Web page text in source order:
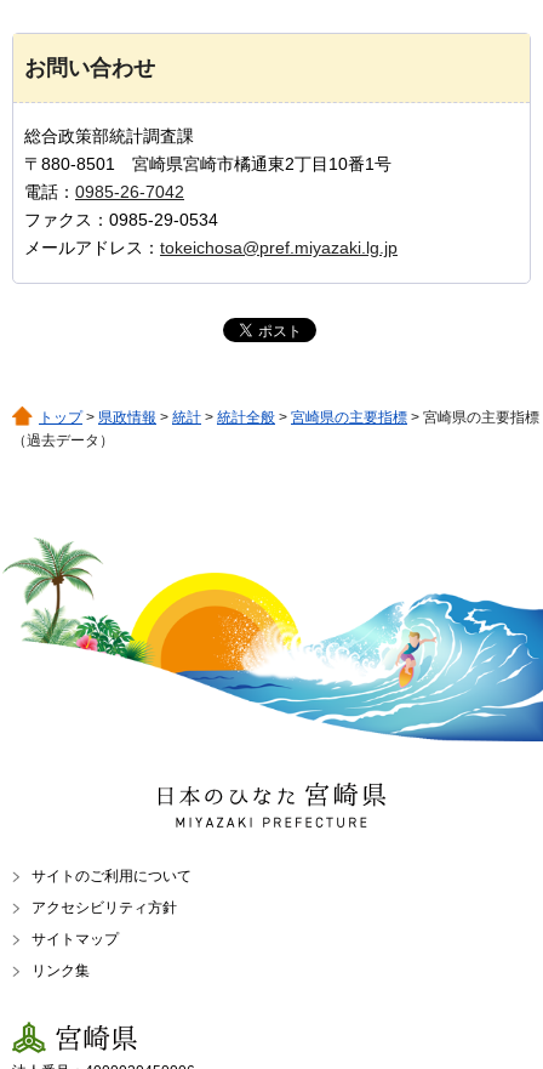
お問い合わせ
総合政策部統計調査課
〒880-8501 宮崎県宮崎市橘通東2丁目10番1号
電話： 0985-26-7042
ファクス：0985-29-0534
メールアドレス： tokeichosa@pref.miyazaki.lg.jp
トップ> 県政情報 > 統計 > 統計全般 > 宮崎県の主要指標 > 宮崎県の主要指標
（過去データ）
日本のひなた 宮崎県
MIYAZAKI PREFECTURE
サイトのご利用について
アクセシビリティ方針
サイトマップ
リンク集
宮崎県